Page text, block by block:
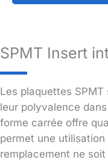
SPMT Insert
Les plaquettes
leur polyvalence
forme carrée offre
permet une
remplacement ne